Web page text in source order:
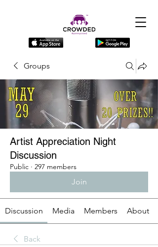
Groups
Artist Appreciation Night
Discussion
Public · 297 members
Join
Discussion Media Members About
Back